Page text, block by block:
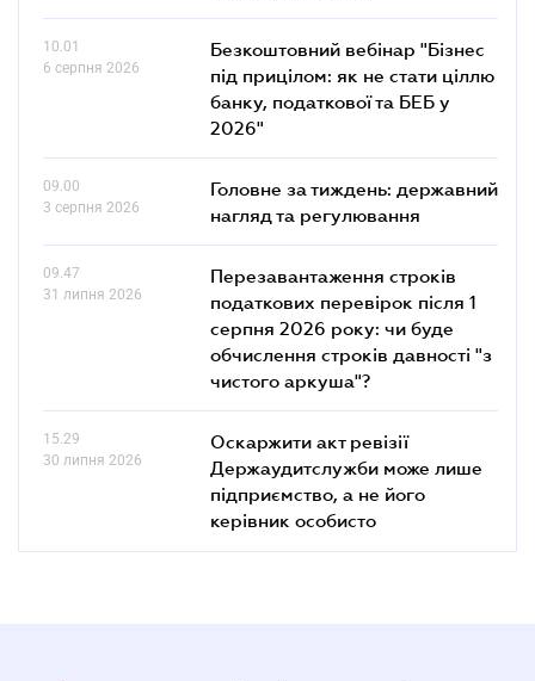
10.01
6 серпня 2026
Безкоштовний вебінар "Бізнес
під прицілом: як не стати ціллю
банку, податкової та БЕБ у
2026"
09.00
3 серпня 2026
Головне за тиждень: державний
нагляд та регулювання
09.47
31 липня 2026
Перезавантаження строків
податкових перевірок після 1
серпня 2026 року: чи буде
обчислення строків давності "з
чистого аркуша"?
15.29
30 липня 2026
Оскаржити акт ревізії
Держаудитслужби може лише
підприємство, а не його
керівник особисто